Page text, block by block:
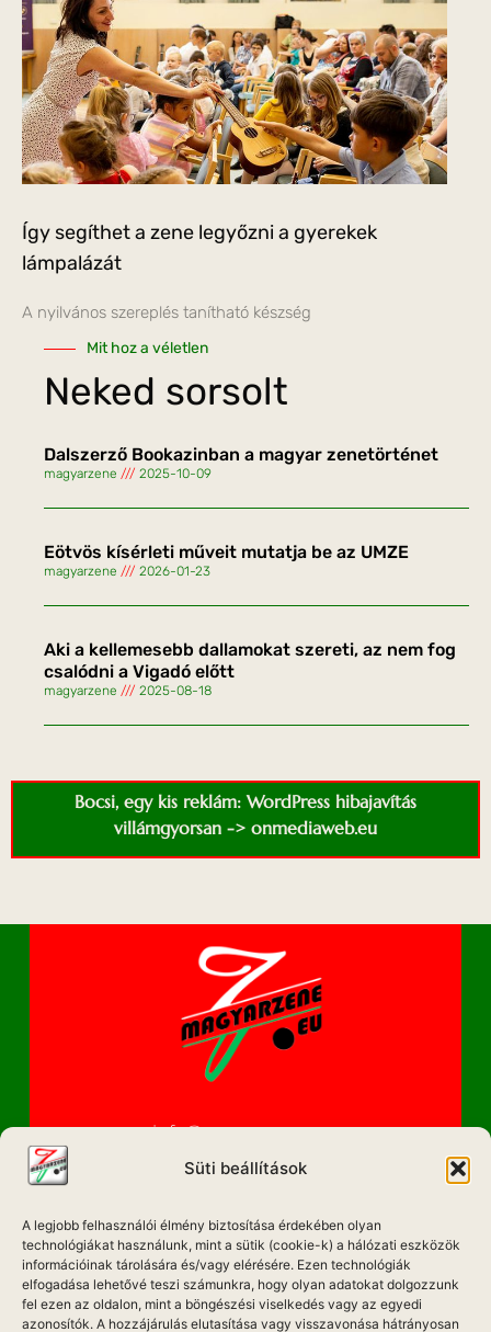
Süti beállítások
A legjobb felhasználói élmény biztosítása érdekében olyan
technológiákat használunk, mint a sütik (cookie-k) a hálózati eszközök
információinak tárolására és/vagy elérésére. Ezen technológiák
elfogadása lehetővé teszi számunkra, hogy olyan adatokat dolgozzunk
fel ezen az oldalon, mint a böngészési viselkedés vagy az egyedi
azonosítók. A hozzájárulás elutasítása vagy visszavonása hátrányosan
Így segíthet a zene legyőzni a gyerekek
lámpalázát
A nyilvános szereplés tanítható készség
Mit hoz a véletlen
Neked sorsolt
Dalszerző Bookazinban a magyar zenetörténet
magyarzene 2025-10-09
Eötvös kísérleti műveit mutatja be az UMZE
magyarzene 2026-01-23
Aki a kellemesebb dallamokat szereti, az nem fog
csalódni a Vigadó előtt
magyarzene 2025-08-18
Bocsi, egy kis reklám: WordPress hibajavítás
villámgyorsan -> onmediaweb.eu
info@magyarzene.eu
IMPRESSZUM
ETIKAI KÓDEX
MÉDIA AJÁNLAT